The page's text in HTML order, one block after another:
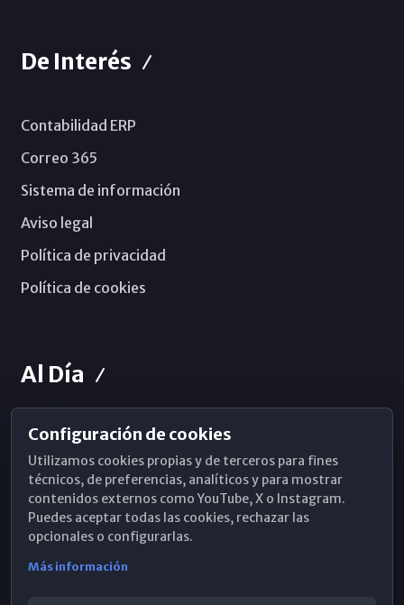
De Interés
Contabilidad ERP
Correo 365
Sistema de información
Aviso legal
Política de privacidad
Política de cookies
Al Día
Horarios de Misa
Hemeroteca
WhatsApp
Configuración de cookies
Utilizamos cookies propias y de terceros para fines
técnicos, de preferencias, analíticos y para mostrar
contenidos externos como YouTube, X o Instagram.
Puedes aceptar todas las cookies, rechazar las
opcionales o configurarlas.
Más información